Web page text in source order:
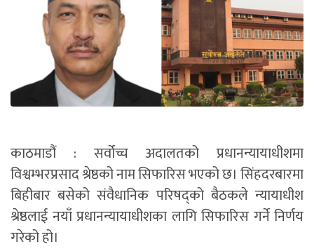
काठमाडौं : सर्वोच्च अदालतको प्रधानन्यायाधीशमा
विश्वम्भरप्रसाद श्रेष्ठको नाम सिफारिस भएको छ। सिंहदरबारमा
बिहीबार बसेको संवैधानिक परिषद्को बैठकले न्यायाधीश
श्रेष्ठलाई नयाँ प्रधानन्यायाधीशका लागि सिफारिस गर्ने निर्णय
गरेको हो।